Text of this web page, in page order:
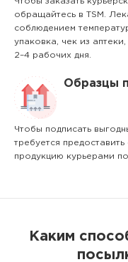
обращайтесь в TSM.
соблюдением
упаковка, чек из
2–4 рабочих дня.
Образцы
Чтобы подписать
требуется
продукцию курьерами
Каким